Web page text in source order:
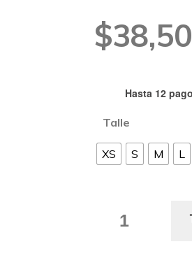
$
Rango
desde
Hasta 12
Talle
XS S M L